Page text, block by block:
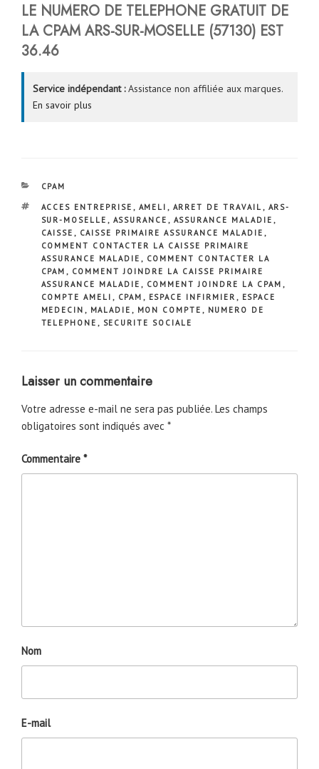
LE NUMERO DE TELEPHONE GRATUIT DE
LA CPAMARS-SUR-MOSELLE (57130) EST
36.46
Service indépendant :Assistance non affiliée aux marques.
En savoir plus
CATÉGORIES
CPAM
ÉTIQUETTES
ACCES ENTREPRISE , AMELI , ARRET DE TRAVAIL , ARS-
SUR-MOSELLE , ASSURANCE , ASSURANCE MALADIE ,
CAISSE , CAISSE PRIMAIRE ASSURANCE MALADIE ,
COMMENT CONTACTER LA CAISSE PRIMAIRE
ASSURANCE MALADIE , COMMENT CONTACTER LA
CPAM , COMMENT JOINDRE LA CAISSE PRIMAIRE
ASSURANCE MALADIE , COMMENT JOINDRE LA CPAM ,
COMPTE AMELI , CPAM , ESPACE INFIRMIER , ESPACE
MEDECIN , MALADIE , MON COMPTE , NUMERO DE
TELEPHONE , SECURITE SOCIALE
Laisser un commentaire
Votre adresse e-mail ne sera pas publiée. Les champs
obligatoires sont indiqués avec *
Commentaire *
Nom
E-mail